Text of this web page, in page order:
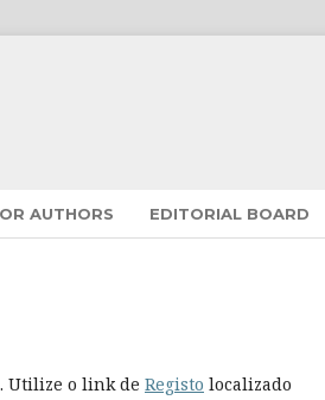
AUTHORS EDITORIAL BOARD
Utilize o link de Registo localizado